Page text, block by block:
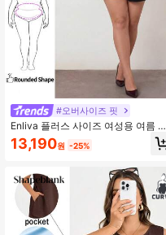
108K 팔로워
108K 팔로워
#오버사이즈 핏
Enliva 플러스 사이즈 여성용 여름 캐
주얼 리조트 반바지 및 셔츠 세트, 여
름 투피스 세트, 여름 투피스 세트 스
성용 투피스 세트, 여름 의류, 업무용
세트, 세트 의상
13,190원 -25%